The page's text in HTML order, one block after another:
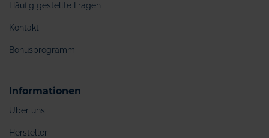
Häufig gestellte Fragen
Kontakt
Bonusprogramm
Informationen
Über uns
Hersteller